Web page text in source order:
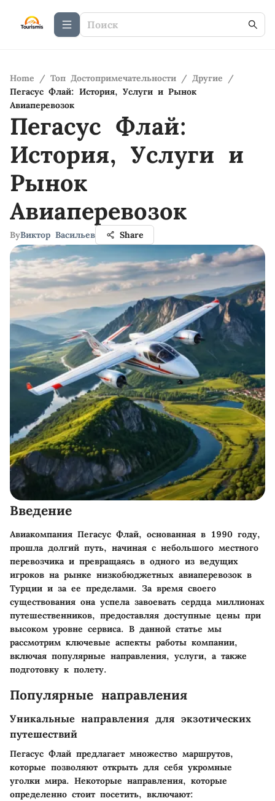
Home / Топ Достопримечательности / Другие
/
Пегасус Флай: История, Услуги и Рынок
Авиаперевозок
Пегасус Флай:
История, Услуги и
Рынок
Авиаперевозок
ByВиктор Васильев Share
Введение
Авиакомпания Пегасус Флай, основанная в 1990 году,
прошла долгий путь, начиная с небольшого местного
перевозчика и превращаясь в одного из ведущих
игроков на рынке низкобюджетных авиаперевозок в
Турции и за ее пределами. За время своего
существования она успела завоевать сердца миллионах
путешественников, предоставляя доступные цены при
высоком уровне сервиса. В данной статье мы
рассмотрим ключевые аспекты работы компании,
включая популярные направления, услуги, а также
подготовку к полету.
Популярные направления
Уникальные направления для экзотических
путешествий
Пегасус Флай предлагает множество маршрутов,
которые позволяют открыть для себя укромные
уголки мира. Некоторые направления, которые
определенно стоит посетить, включают: